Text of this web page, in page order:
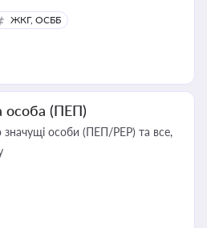
ЖКГ, ОСББ
особа (ПЕП)
значущі особи (ПЕП/PEP) та все,